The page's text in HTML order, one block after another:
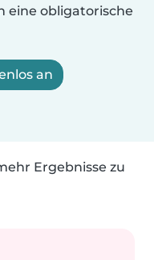
eine obligatorische
an
Ergebnisse zu